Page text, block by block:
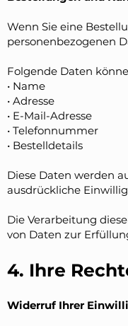
Wenn Sie eine
personenbezogenen
Folgende Daten
• Name
• Adresse
• E-Mail-Adresse
• Telefonnummer
• Bestelldetails
Diese Daten werden
ausdrückliche
Die Verarbeitung
von Daten zur
4. Ihre
Widerruf Ihrer